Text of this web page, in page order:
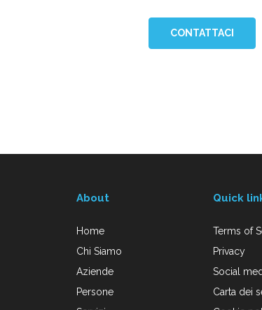
CONTATTACI
About
Home
Chi Siamo
Aziende
Persone
Quick
Terms of
Privacy
Social
Carta dei